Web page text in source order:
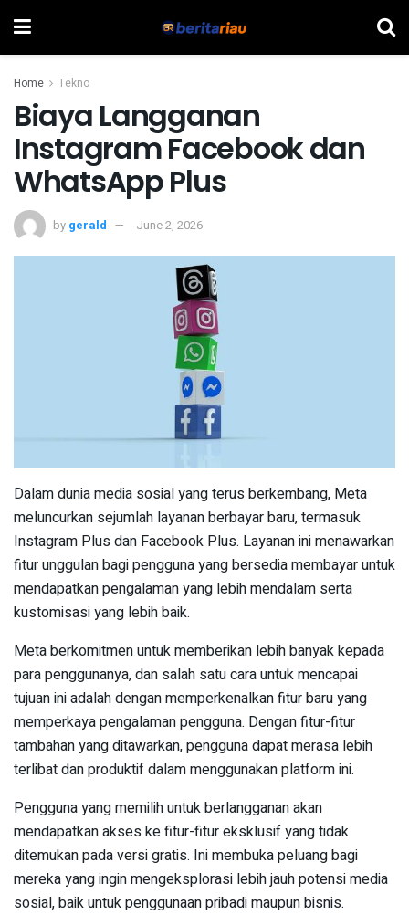
Home Tekno
Biaya Langganan
Instagram Facebook dan
WhatsApp Plus
by gerald June 2, 2026
Dalam dunia media sosial yang terus berkembang, Meta
meluncurkan sejumlah layanan berbayar baru, termasuk
Instagram Plus dan Facebook Plus. Layanan ini menawarkan
fitur unggulan bagi pengguna yang bersedia membayar untuk
mendapatkan pengalaman yang lebih mendalam serta
kustomisasi yang lebih baik.
Meta berkomitmen untuk memberikan lebih banyak kepada
para penggunanya, dan salah satu cara untuk mencapai
tujuan ini adalah dengan memperkenalkan fitur baru yang
memperkaya pengalaman pengguna. Dengan fitur-fitur
tambahan yang ditawarkan, pengguna dapat merasa lebih
terlibat dan produktif dalam menggunakan platform ini.
Pengguna yang memilih untuk berlangganan akan
mendapatkan akses ke fitur-fitur eksklusif yang tidak
ditemukan pada versi gratis. Ini membuka peluang bagi
mereka yang ingin mengeksplorasi lebih jauh potensi media
sosial, baik untuk penggunaan pribadi maupun bisnis.